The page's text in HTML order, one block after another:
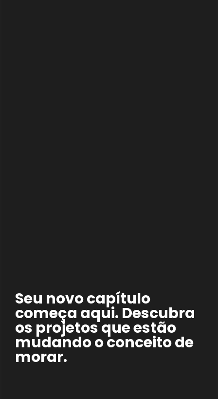
Seu novo capítulo
começa aqui. Descubra
os projetos que estão
mudando o conceito de
morar.